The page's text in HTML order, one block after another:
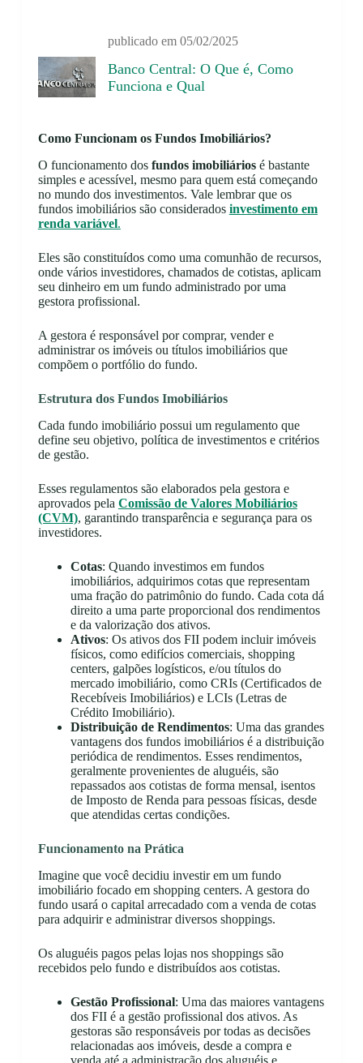
Banco Central: O Que é, Como
Funciona e Qual
publicado em 05/02/2025
Como Funcionam os Fundos Imobiliários?
O funcionamento dos fundos imobiliáriosé bastante
simples e acessível, mesmo para quem está começando
no mundo dos investimentos. Vale lembrar que os
fundos imobiliários são considerados investimento em
renda variável.
Eles são constituídos como uma comunhão de recursos,
onde vários investidores, chamados de cotistas, aplicam
seu dinheiro em um fundo administrado por uma
gestora profissional.
A gestora é responsável por comprar, vender e
administrar os imóveis ou títulos imobiliários que
compõem o portfólio do fundo.
Estrutura dos Fundos Imobiliários
Cada fundo imobiliário possui um regulamento que
define seu objetivo, política de investimentos e critérios
de gestão.
Esses regulamentos são elaborados pela gestora e
aprovados pela Comissão de Valores Mobiliários
(CVM), garantindo transparência e segurança para os
investidores.
Cotas: Quando investimos em fundos
imobiliários, adquirimos cotas que representam
uma fração do patrimônio do fundo. Cada cota dá
direito a uma parte proporcional dos rendimentos
e da valorização dos ativos.
Ativos: Os ativos dos FII podem incluir imóveis
físicos, como edifícios comerciais, shopping
centers, galpões logísticos, e/ou títulos do
mercado imobiliário, como CRIs (Certificados de
Recebíveis Imobiliários) e LCIs (Letras de
Crédito Imobiliário).
Distribuição de Rendimentos: Uma das grandes
vantagens dos fundos imobiliários é a distribuição
periódica de rendimentos. Esses rendimentos,
geralmente provenientes de aluguéis, são
repassados aos cotistas de forma mensal, isentos
de Imposto de Renda para pessoas físicas, desde
que atendidas certas condições.
Funcionamento na Prática
Imagine que você decidiu investir em um fundo
imobiliário focado em shopping centers. A gestora do
fundo usará o capital arrecadado com a venda de cotas
para adquirir e administrar diversos shoppings.
Os aluguéis pagos pelas lojas nos shoppings são
recebidos pelo fundo e distribuídos aos cotistas.
Gestão Profissional: Uma das maiores vantagens
dos FII é a gestão profissional dos ativos. As
gestoras são responsáveis por todas as decisões
relacionadas aos imóveis, desde a compra e
venda até a administração dos aluguéis e